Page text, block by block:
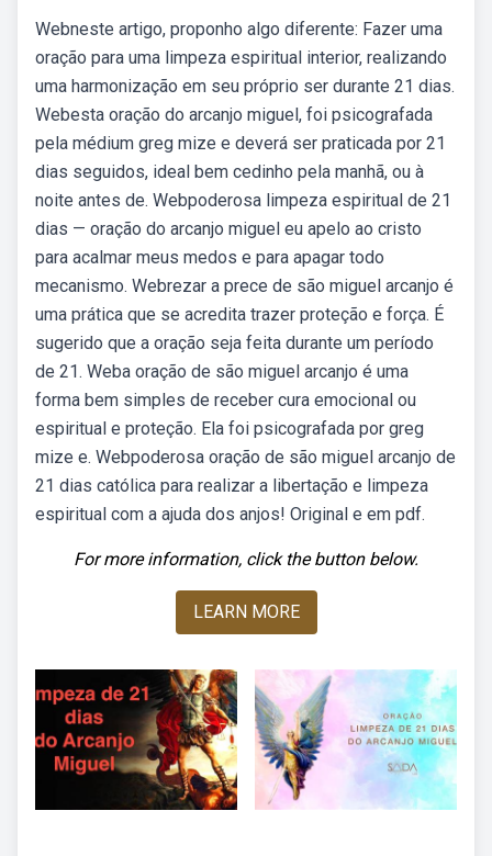
Webneste artigo, proponho algo diferente: Fazer uma
oração para uma limpeza espiritual interior, realizando
uma harmonização em seu próprio ser durante 21 dias.
Webesta oração do arcanjo miguel, foi psicografada
pela médium greg mize e deverá ser praticada por 21
dias seguidos, ideal bem cedinho pela manhã, ou à
noite antes de. Webpoderosa limpeza espiritual de 21
dias — oração do arcanjo miguel eu apelo ao cristo
para acalmar meus medos e para apagar todo
mecanismo. Webrezar a prece de são miguel arcanjo é
uma prática que se acredita trazer proteção e força. É
sugerido que a oração seja feita durante um período
de 21. Weba oração de são miguel arcanjo é uma
forma bem simples de receber cura emocional ou
espiritual e proteção. Ela foi psicografada por greg
mize e. Webpoderosa oração de são miguel arcanjo de
21 dias católica para realizar a libertação e limpeza
espiritual com a ajuda dos anjos! Original e em pdf.
For more information, click the button below.
LEARN MORE